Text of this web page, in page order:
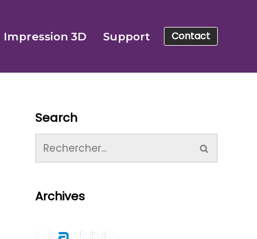
Impression 3D Support Contact
Search
Archives